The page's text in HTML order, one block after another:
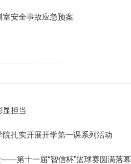
室安全事故应急预案
显担当
扎实开展开学第一课系列活动
第十一届“智信杯”篮球赛圆满落幕